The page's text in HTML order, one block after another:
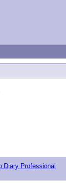
Diary Professional